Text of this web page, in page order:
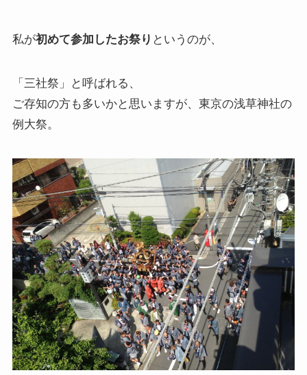
私が初めて参加したお祭り というのが、
「三社祭」と呼ばれる、
ご存知の方も多いかと思いますが、東京の浅草神社の
例大祭。